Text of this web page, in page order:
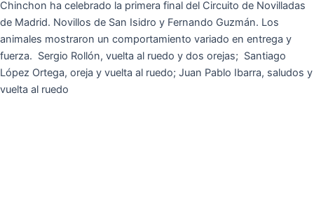
Chinchon ha celebrado la primera final del Circuito de Novilladas
de Madrid. Novillos de San Isidro y Fernando Guzmán. Los
animales mostraron un comportamiento variado en entrega y
fuerza. Sergio Rollón, vuelta al ruedo y dos orejas; Santiago
López Ortega, oreja y vuelta al ruedo; Juan Pablo Ibarra, saludos y
vuelta al ruedo